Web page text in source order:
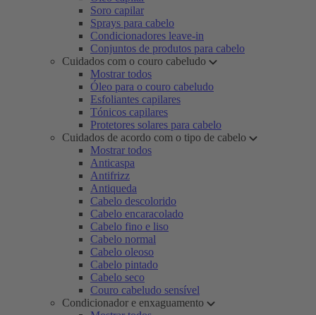
Soro capilar
Sprays para cabelo
Condicionadores leave-in
Conjuntos de produtos para cabelo
Cuidados com o couro cabeludo
Mostrar todos
Óleo para o couro cabeludo
Esfoliantes capilares
Tónicos capilares
Protetores solares para cabelo
Cuidados de acordo com o tipo de cabelo
Mostrar todos
Anticaspa
Antifrizz
Antiqueda
Cabelo descolorido
Cabelo encaracolado
Cabelo fino e liso
Cabelo normal
Cabelo oleoso
Cabelo pintado
Cabelo seco
Couro cabeludo sensível
Condicionador e enxaguamento